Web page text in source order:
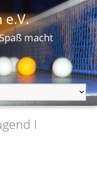
e.V.
macht
I